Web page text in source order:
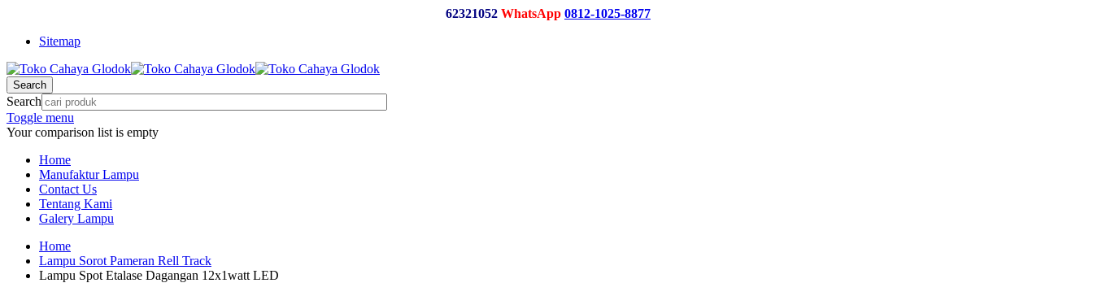
62321052 WhatsApp 0812-1025-8877
Sitemap
Search
Search
Toggle menu
Your comparison list is empty
Home
Manufaktur Lampu
Contact Us
Tentang Kami
Galery Lampu
Home
Lampu Sorot Pameran Rell Track
Lampu Spot Etalase Dagangan 12x1watt LED